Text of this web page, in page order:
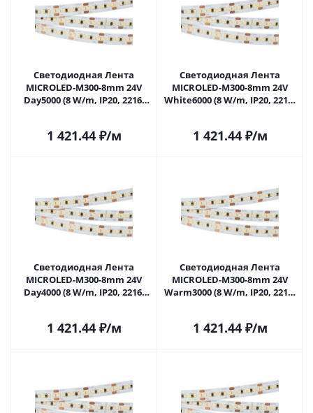
Светодиодная Лента
MICROLED-M300-8mm 24V
Day5000 (8 W/m, IP20, 2216,
1 421.44₽/м
Светодиодная Лента
MICROLED-M300-8mm 24V
White6000 (8 W/m, IP20, 2216,
1 421.44₽/м
Светодиодная Лента
MICROLED-M300-8mm 24V
Day4000 (8 W/m, IP20, 2216,
1 421.44₽/м
Светодиодная Лента
MICROLED-M300-8mm 24V
Warm3000 (8 W/m, IP20, 2216,
1 421.44₽/м